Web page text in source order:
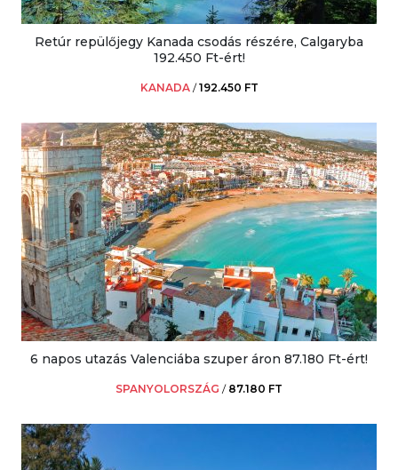
Retúr repülőjegy Kanada csodás részére, Calgaryba
192.450 Ft-ért!
KANADA /192.450 FT
6 napos utazás Valenciába szuper áron 87.180 Ft-ért!
SPANYOLORSZÁG / 87.180 FT